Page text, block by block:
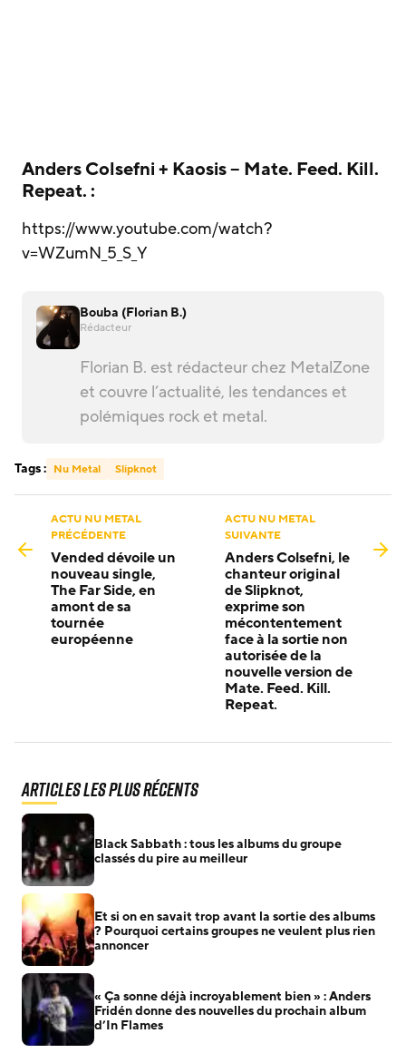
Anders Colsefni + Kaosis – Mate. Feed. Kill.
Repeat. :
https://www.youtube.com/watch?
v=WZumN_5_S_Y
Bouba (Florian B.)
Rédacteur
Florian B. est rédacteur chez MetalZone
et couvre l’actualité, les tendances et
polémiques rock et metal.
Tags : Nu Metal Slipknot
ACTU NU METAL
PRÉCÉDENTE
Vended dévoile un
nouveau single,
The Far Side, en
amont de sa
tournée
européenne
ACTU NU METAL
SUIVANTE
Anders Colsefni, le
chanteur original
de Slipknot,
exprime son
mécontentement
face à la sortie non
autorisée de la
nouvelle version de
Mate. Feed. Kill.
Repeat.
Articles les plus récents
Black Sabbath : tous les albums du groupe
classés du pire au meilleur
Et si on en savait trop avant la sortie des albums
? Pourquoi certains groupes ne veulent plus rien
annoncer
« Ça sonne déjà incroyablement bien » : Anders
Fridén donne des nouvelles du prochain album
d’In Flames